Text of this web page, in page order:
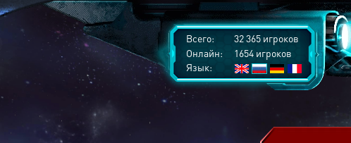
Всего:
32 365 игроков
Онлайн:
1654 игроков
Язык: